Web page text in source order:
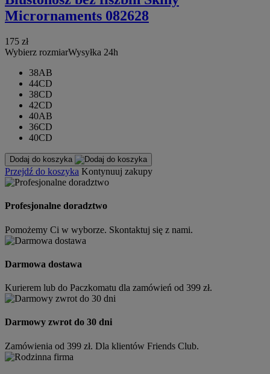
Micrornaments 082628
175 zł
Wybierz rozmiarWysyłka 24h
38AB
44CD
38CD
42CD
40AB
36CD
40CD
Dodaj do koszyka
Przejdź do koszyka Kontynuuj zakupy
Profesjonalne doradztwo
Pomożemy Ci w wyborze. Skontaktuj się z nami.
Darmowa dostawa
Kurierem lub do Paczkomatu dla zamówień od 399 zł.
Darmowy zwrot do 30 dni
Zamówienia od 399 zł. Dla klientów Friends Club.